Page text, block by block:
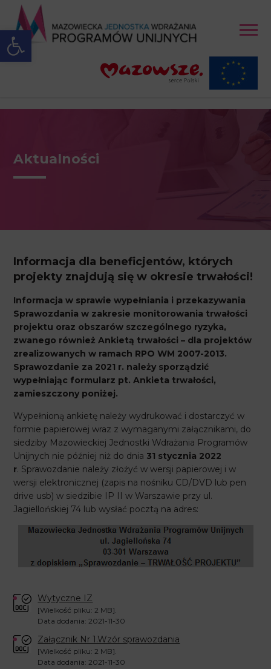
Open toolbar
Aktualności
Informacja dla beneficjentów, których
projekty znajdują się w okresie trwałości!
Informacja w sprawie wypełniania i przekazywania
Sprawozdania w zakresie monitorowania trwałości
projektu oraz obszarów szczególnego ryzyka,
zwanego również Ankietą trwałości – dla projektów
zrealizowanych w ramach RPO WM 2007-2013.
Sprawozdanie za 2021 r. należy sporządzić
wypełniając formularz pt. Ankieta trwałości,
zamieszczony poniżej.
Wypełnioną ankietę należy wydrukować i dostarczyć w
formie papierowej wraz z wymaganymi załącznikami, do
siedziby Mazowieckiej Jednostki Wdrażania Programów
Unijnych nie później niż do dnia 31 stycznia 2022
r. Sprawozdanie należy złożyć w wersji papierowej i w
wersji elektronicznej (zapis na nośniku CD/DVD lub pen
drive usb) w siedzibie IP II w Warszawie przy ul.
Jagiellońskiej 74 lub wysłać pocztą na adres:
Wytyczne IZ
[Wielkość pliku: 2 MB].
Data dodania: 2021-11-30
Załącznik Nr 1.Wzór sprawozdania
[Wielkość pliku: 2 MB].
Data dodania: 2021-11-30